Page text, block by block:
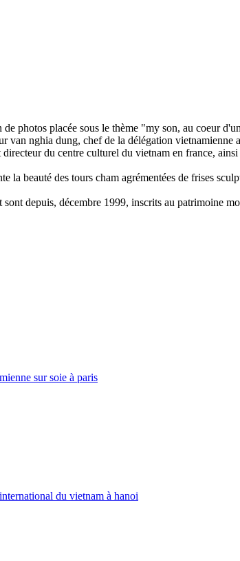
photos placée sous le thème "my son, au coeur
van nghia dung, chef de la délégation
du centre culturel du vietnam en france,
la beauté des tours cham agrémentées de frises
depuis, décembre 1999, inscrits au patrimoine
sur soie à paris
du vietnam à hanoi